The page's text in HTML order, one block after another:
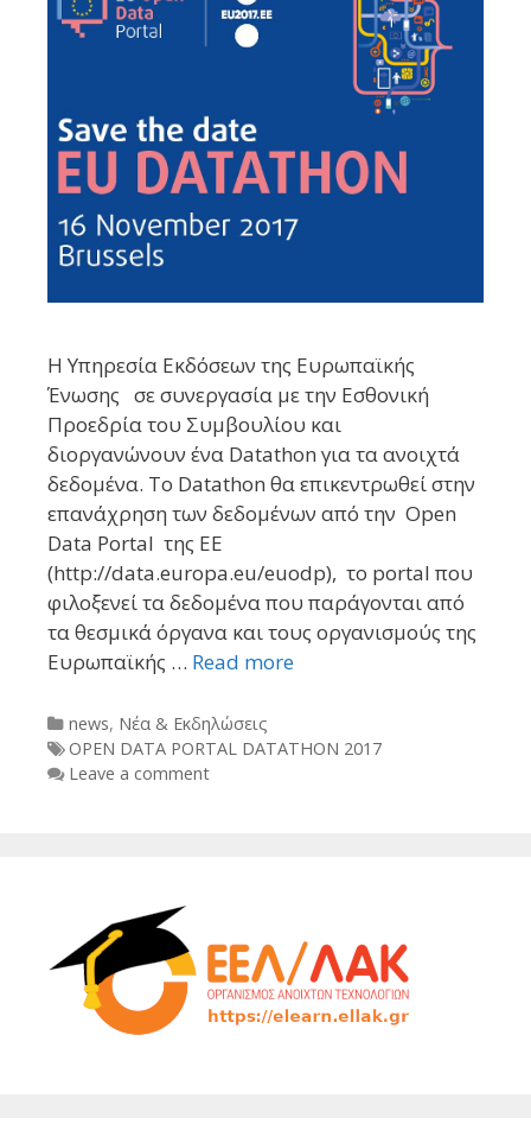
Η Υπηρεσία Εκδόσεων της Ευρωπαϊκής
Ένωσης σε συνεργασία με την Εσθονική
Προεδρία του Συμβουλίου και
διοργανώνουν ένα Datathon για τα ανοιχτά
δεδομένα. Το Datathon θα επικεντρωθεί στην
επανάχρηση των δεδομένων από την Open
Data Portal της ΕΕ
(http://data.europa.eu/euodp), το portal που
φιλοξενεί τα δεδομένα που παράγονται από
τα θεσμικά όργανα και τους οργανισμούς της
Ευρωπαϊκής … Read more
Categories
news, Νέα & Εκδηλώσεις
Tags
OPEN DATA PORTAL DATATHON 2017
Leave a comment